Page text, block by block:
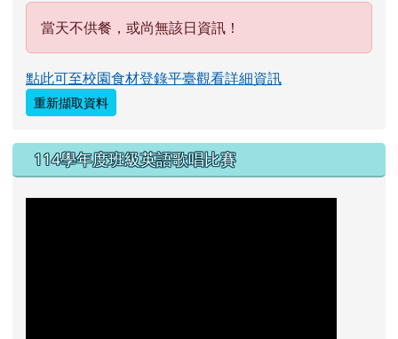
當天不供餐，或尚無該日資訊！
點此可至校園食材登錄平臺觀看詳細資訊
重新擷取資料
114學年度班級英語歌唱比賽